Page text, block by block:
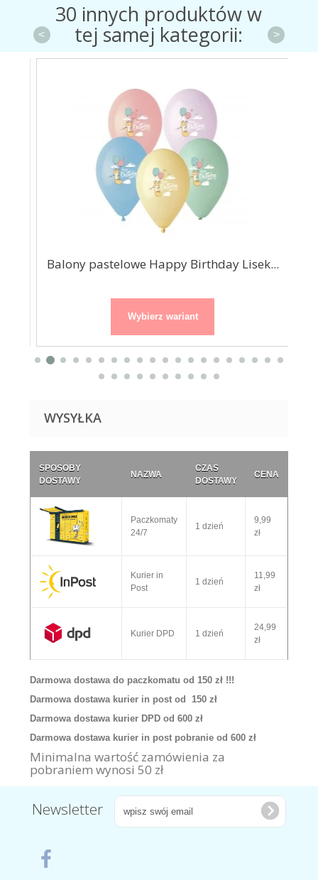
30 innych produktów w
tej samej kategorii:
Balony pastelowe Happy Birthday Lisek...
Wybierz wariant
< >
WYSYŁKA
SPOSOBY
DOSTAWY
NAZWA
CZAS
DOSTAWY
CENA
Paczkomaty
24/7
1 dzień
9,99
zł
Kurier in
Post
1 dzień
11,99
zł
Kurier DPD 1 dzień
24,99
zł
Darmowa dostawa do paczkomatu od 150 zł !!!
Darmowa dostawa kurier in post od 150 zł
Darmowa dostawa kurier DPD od 600 zł
Darmowa dostawa kurier in post pobranie od 600 zł
Minimalna wartość zamówienia za
pobraniem wynosi 50 zł
Newsletter